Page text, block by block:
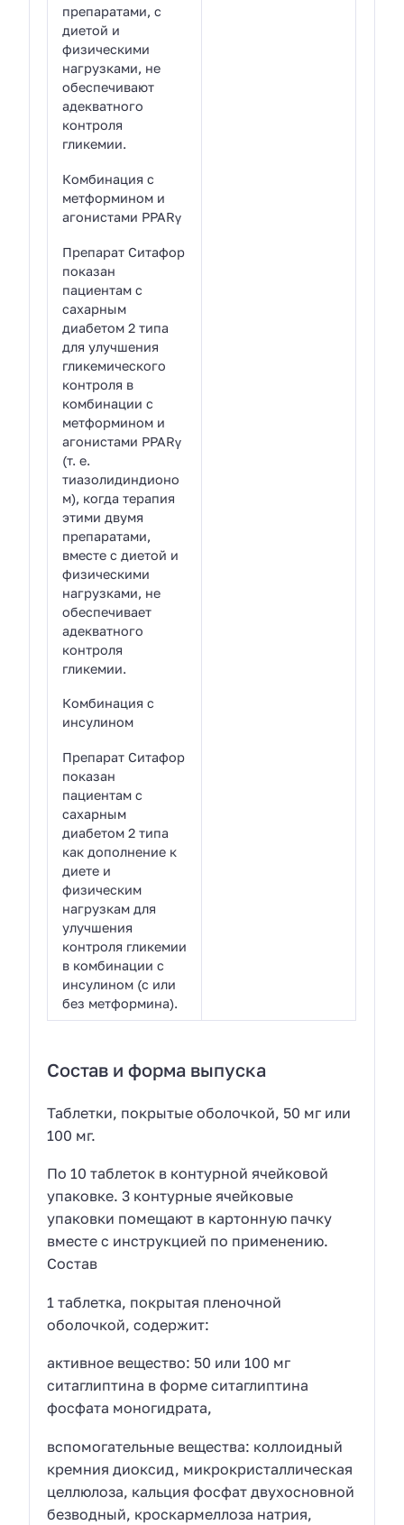
препаратами, с
диетой и
физическими
нагрузками, не
обеспечивают
адекватного
контроля
гликемии.
Комбинация с
метформином и
агонистами PPARγ
Препарат Ситафор
показан
пациентам с
сахарным
диабетом 2 типа
для улучшения
гликемического
контроля в
комбинации с
метформином и
агонистами PPARγ
(т. е.
тиазолидиндионо
м), когда терапия
этими двумя
препаратами,
вместе с диетой и
физическими
нагрузками, не
обеспечивает
адекватного
контроля
гликемии.
Комбинация с
инсулином
Препарат Ситафор
показан
пациентам с
сахарным
диабетом 2 типа
как дополнение к
диете и
физическим
нагрузкам для
улучшения
контроля гликемии
в комбинации с
инсулином (с или
без метформина).
Состав и форма выпуска
Таблетки, покрытые оболочкой, 50 мг или
100 мг.
По 10 таблеток в контурной ячейковой
упаковке. 3 контурные ячейковые
упаковки помещают в картонную пачку
вместе с инструкцией по применению.
Состав
1 таблетка, покрытая пленочной
оболочкой, содержит:
активное вещество: 50 или 100 мг
ситаглиптина в форме ситаглиптина
фосфата моногидрата,
вспомогательные вещества: коллоидный
кремния диоксид, микрокристаллическая
целлюлоза, кальция фосфат двухосновной
безводный, кроскармеллоза натрия,